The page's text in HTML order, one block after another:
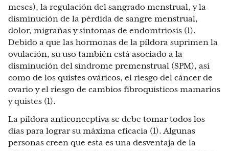
meses), la regulación del sangrado menstrual, y la
disminución de la pérdida de sangre menstrual,
dolor, migrañas y síntomas de endomtriosis (1).
Debido a que las hormonas de la píldora suprimen la
ovulación, su uso también está asociado a la
disminución del síndrome premenstrual (SPM), así
como de los quistes ováricos, el riesgo del cáncer de
ovario y el riesgo de cambios fibroquísticos mamarios
y quistes (1).
La píldora anticonceptiva se debe tomar todos los
días para lograr su máxima eficacia (1). Algunas
personas creen que esta es una desventaja de la